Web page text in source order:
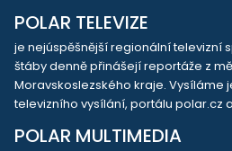
POLAR TELEVIZE
je nejúspěšnější regionální televizní
štáby denně přinášejí reportáže z
Moravskoslezského kraje. Vysíláme
televizního vysílání, portálu polar.cz
POLAR MULTIMEDIA